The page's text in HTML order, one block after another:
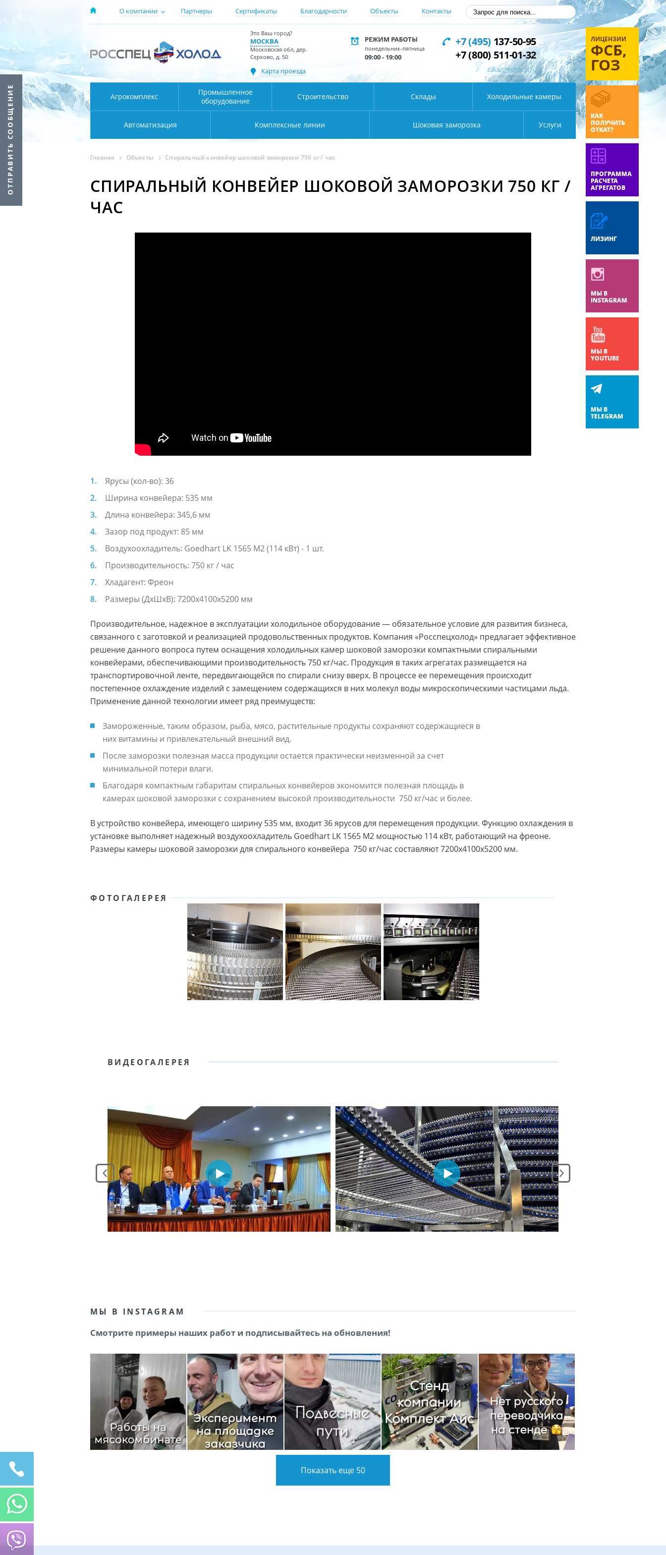
О компании Партнеры Сертификаты Благодарности Объекты Контакты
Это Ваш город?
МОСКВА
Московская обл, дер.
Серково, д. 50
Карта проезда
РЕЖИМ РАБОТЫ
понедельник-пятница
09:00 - 19:00
+7 (495) 137-50-95
+7 (800) 511-01-32
zakaz@rsholod.ru
Агрокомплекс
Промышленное
оборудование
Строительство Склады Холодильные камеры
Автоматизация Комплексные линии Шоковая заморозка Услуги
ЛИЦЕНЗИИ
ФСБ,
ГОЗ
КАК
ПОЛУЧИТЬ
ОТКАТ?
ПРОГРАММА
РАСЧЕТА
АГРЕГАТОВ
ЛИЗИНГ
МЫ В
INSTAGRAM
МЫ В
YOUTUBE
МЫ В
TELEGRAM
Главная Объекты Спиральный конвейер шоковой заморозки 750 кг / час
СПИРАЛЬНЫЙ КОНВЕЙЕР ШОКОВОЙ ЗАМОРОЗКИ 750 КГ /
ЧАС
Ярусы (кол-во): 36
Ширина конвейера: 535 мм
Длина конвейера: 345,6 мм
Зазор под продукт: 85 мм
Воздухоохладитель: Goedhart LK 1565 M2 (114 кВт) - 1 шт.
Производительность: 750 кг / час
Хладагент: Фреон
Размеры (ДxШxВ): 7200x4100x5200 мм
Производительное, надежное в эксплуатации холодильное оборудование — обязательное условие для развития бизнеса,
связанного с заготовкой и реализацией продовольственных продуктов. Компания «Росспецхолод» предлагает эффективное
решение данного вопроса путем оснащения холодильных камер шоковой заморозки компактными спиральными
конвейерами, обеспечивающими производительность 750 кг/час. Продукция в таких агрегатах размещается на
транспортировочной ленте, передвигающейся по спирали снизу вверх. В процессе ее перемещения происходит
постепенное охлаждение изделий с замещением содержащихся в них молекул воды микроскопическими частицами льда.
Применение данной технологии имеет ряд преимуществ:
Замороженные, таким образом, рыба, мясо, растительные продукты сохраняют содержащиеся в
них витамины и привлекательный внешний вид.
После заморозки полезная масса продукции остается практически неизменной за счет
минимальной потери влаги.
Благодаря компактным габаритам спиральных конвейеров экономится полезная площадь в
камерах шоковой заморозки с сохранением высокой производительности 750 кг/час и более.
В устройство конвейера, имеющего ширину 535 мм, входит 36 ярусов для перемещения продукции. Функцию охлаждения в
установке выполняет надежный воздухоохладитель Goedhart LK 1565 M2 мощностью 114 кВт, работающий на фреоне.
Размеры камеры шоковой заморозки для спирального конвейера 750 кг/час составляют 7200x4100x5200 мм.
ФОТОГАЛЕРЕЯ
ВИДЕОГАЛЕРЕЯ
МЫ В INSTAGRAM
Смотрите примеры наших работ и подписывайтесь на обновления!
Показать еще 50